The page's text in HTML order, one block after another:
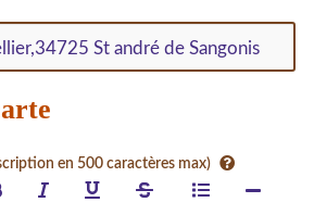
en 500 caractères max)